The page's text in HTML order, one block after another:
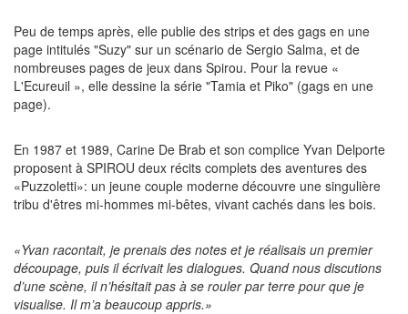
Peu de temps après, elle publie des strips et des gags en une
page intitulés "Suzy" sur un scénario de Sergio Salma, et de
nombreuses pages de jeux dans Spirou. Pour la revue «
L'Ecureuil », elle dessine la série "Tamia et Piko" (gags en une
page).
En 1987 et 1989, Carine De Brab et son complice Yvan Delporte
proposent à SPIROU deux récits complets des aventures des
«Puzzoletti»: un jeune couple moderne découvre une singulière
tribu d'êtres mi-hommes mi-bêtes, vivant cachés dans les bois.
«Yvan racontait, je prenais des notes et je réalisais un premier
découpage, puis il écrivait les dialogues. Quand nous discutions
d’une scène, il n’hésitait pas à se rouler par terre pour que je
visualise. Il m’a beaucoup appris.»